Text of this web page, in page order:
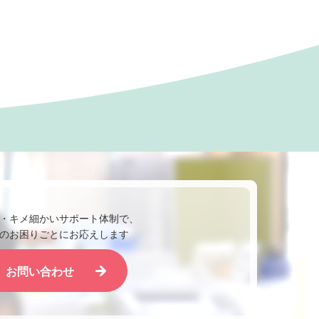
キメ細かいサポート体制で、
お困りごとにお応えします
お問い合わせ